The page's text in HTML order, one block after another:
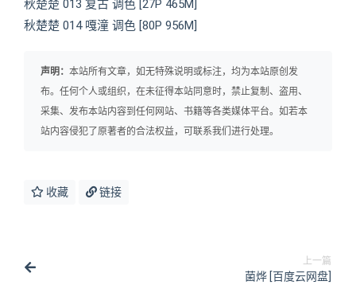
秋楚楚 013 复古 调色 [27P 465M]
秋楚楚 014 嘎潼 调色 [80P 956M]
声明： 本站所有文章，如无特殊说明或标注，均为本站原创发
布。任何个人或组织，在未征得本站同意时，禁止复制、盗用、
采集、发布本站内容到任何网站、书籍等各类媒体平台。如若本
站内容侵犯了原著者的合法权益，可联系我们进行处理。
收藏 链接
上一篇
菌烨 [百度云网盘]